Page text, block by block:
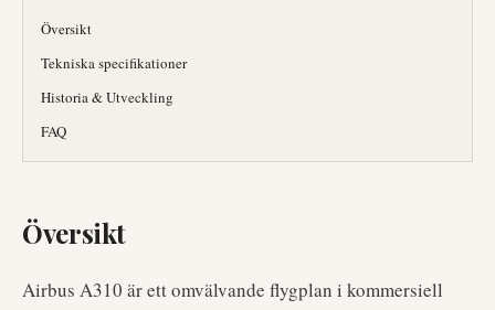
Översikt
Tekniska specifikationer
Historia & Utveckling
FAQ
Översikt
Airbus A310 är ett omvälvande flygplan i kommersiell